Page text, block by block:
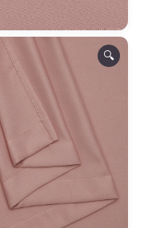
🔍